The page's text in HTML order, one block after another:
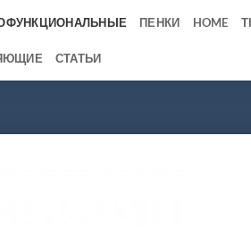
ПЕНКИ HOME
СТАТЬИ